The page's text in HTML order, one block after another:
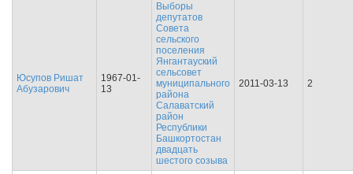
Юсупов Ришат
Абузарович
1967-01-
13
Выборы
депутатов
Совета
сельского
поселения
Янгантауский
сельсовет
муниципального
района
Салаватский
район
Республики
Башкортостан
двадцать
шестого созыва
2011-03-13 2